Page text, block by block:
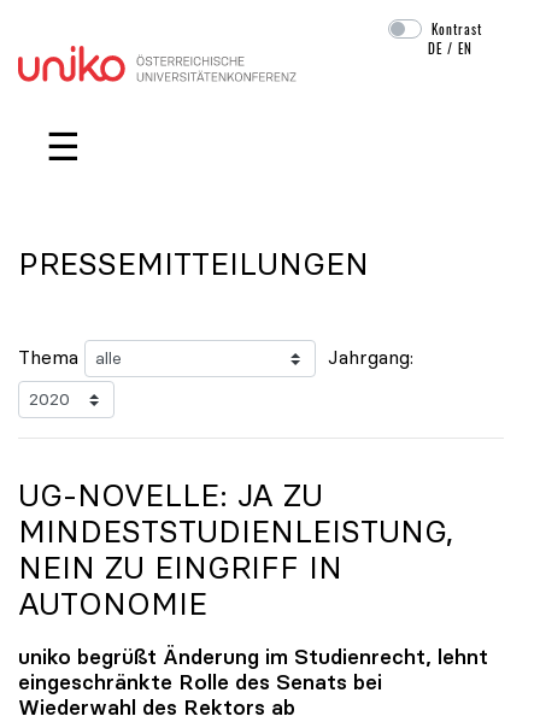
Navigation überspringen
Kontrast
DE /EN
☰
PRESSEMITTEILUNGEN
Thema Jahrgang:
UG-NOVELLE: JA ZU
MINDESTSTUDIENLEISTUNG,
NEIN ZU EINGRIFF IN
AUTONOMIE
uniko begrüßt Änderung im Studienrecht, lehnt
eingeschränkte Rolle des Senats bei
Wiederwahl des Rektors ab